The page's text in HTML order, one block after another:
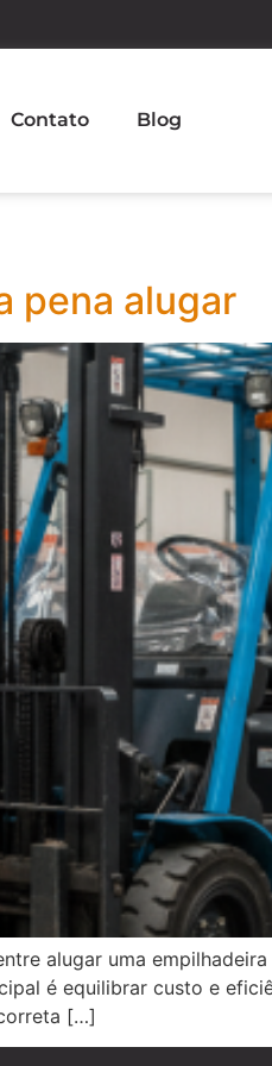
Contato Blog
pena alugar
alugar uma
é equilibrar custo e
[…]